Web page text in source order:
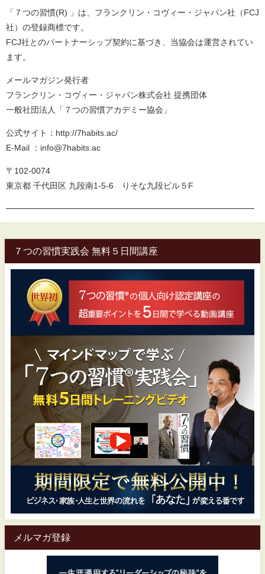
「７つの習慣(R) 」は、フランクリン・コヴィー・ジャパン社（FCJ
社）の登録商標です。
FCJ社とのパートナーシップ契約に基づき、当協会は運営されてい
ます。
メールマガジン発行者
フランクリン・コヴィー・ジャパン株式会社 提携団体
一般社団法人「７つの習慣アカデミー協会」
公式サイト：http://7habits.ac/
E-Mail ：info@7habits.ac
〒102-0074
東京都 千代田区 九段南1-5-6 りそな九段ビル５F
━━━━━━━━━━━━━━━━━━━━━━━━━━━━━━
７つの習慣実践会 無料５日間講座
メルマガ登録